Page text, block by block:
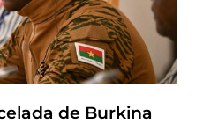
de Burkina